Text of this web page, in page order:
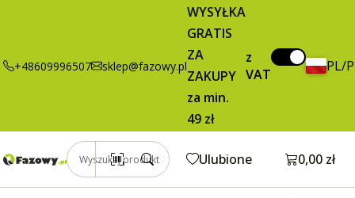
+48609996507 sklep@fazowy.pl
WYSYŁKA
GRATIS
ZA
ZAKUPY
za min.
49 zł
z
VAT
PL/
Wyszukaj produkt Ulubione Otwórz
0,00 zł
punktowa
brutto / szt.